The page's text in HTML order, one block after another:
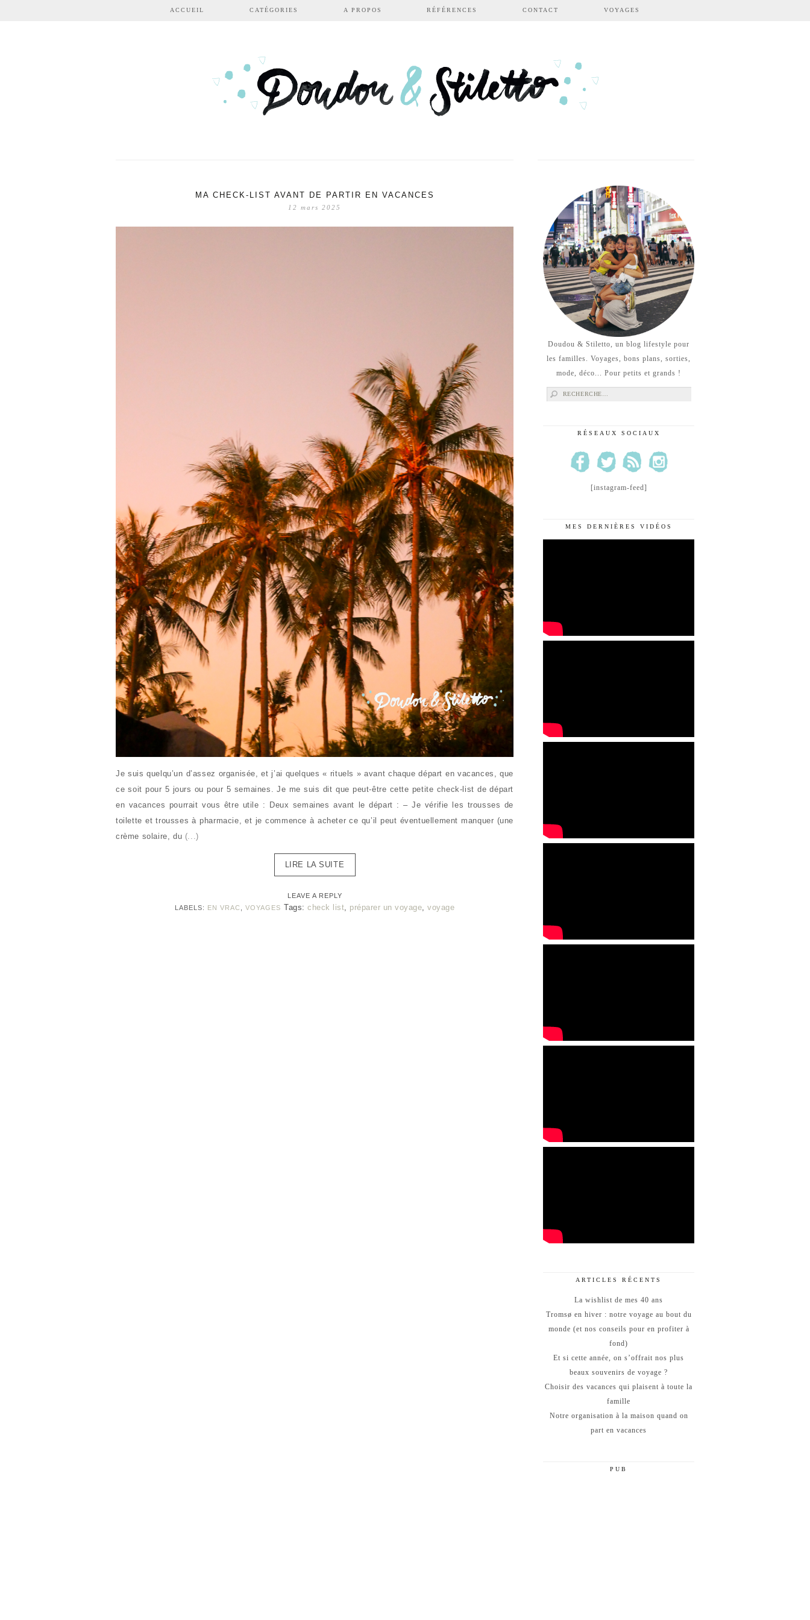
Aller au contenu principal
ACCUEIL CATÉGORIES A PROPOS RÉFÉRENCES CONTACT VOYAGES
MA CHECK-LIST AVANT DE PARTIR EN VACANCES
12 mars 2025
Je suis quelqu’un d’assez organisée, et j’ai quelques « rituels » avant chaque départ en vacances, que
ce soit pour 5 jours ou pour 5 semaines. Je me suis dit que peut-être cette petite check-list de départ
en vacances pourrait vous être utile : Deux semaines avant le départ : – Je vérifie les trousses de
toilette et trousses à pharmacie, et je commence à acheter ce qu’il peut éventuellement manquer (une
crème solaire, du (...)
LIRE LA SUITE
LEAVE A REPLY
LABELS: EN VRAC VOYAGES Tags: check list, préparer un voyage, voyage
Doudou & Stiletto, un blog lifestyle pour
les familles. Voyages, bons plans, sorties,
mode, déco... Pour petits et grands !
Rechercher :
RÉSEAUX SOCIAUX
[instagram-feed]
MES DERNIÈRES VIDÉOS
ARTICLES RÉCENTS
La wishlist de mes 40 ans
Tromsø en hiver : notre voyage au bout du
monde (et nos conseils pour en profiter à
fond)
Et si cette année, on s’offrait nos plus
beaux souvenirs de voyage ?
Choisir des vacances qui plaisent à toute la
famille
Notre organisation à la maison quand on
part en vacances
PUB